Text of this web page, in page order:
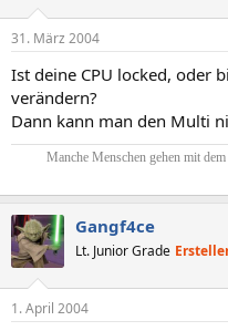
31. März 2004
Ist deine CPU locked, oder
verändern?
Dann kann man den Multi
Manche Menschen gehen mit
Gangf4ce
Lt. Junior Grade
1. April 2004